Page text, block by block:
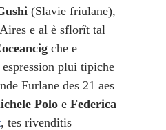
(Slavie friulane),
e al è sflorît tal
che e
plui tipiche
Furlane des 21 aes
Polo eFederica
, tes rivenditis